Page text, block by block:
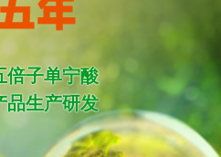
倍子单宁酸
品生产研发